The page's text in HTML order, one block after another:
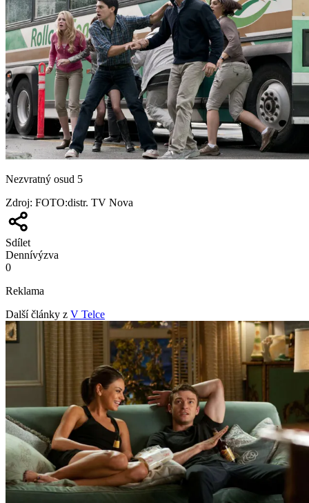
Nezvratný osud 5
Zdroj: FOTO:distr. TV Nova
Sdílet
Dennívýzva
0
Reklama
Další články z V Telce